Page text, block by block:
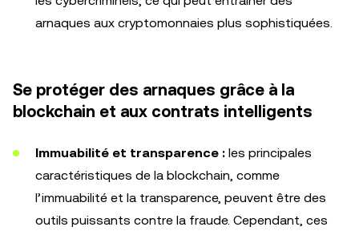
arnaques aux cryptomonnaies plus sophistiquées.
Se protéger des arnaques grâce à la
blockchain et aux contrats intelligents
Immuabilité et transparence : les principales
caractéristiques de la blockchain, comme
l’immuabilité et la transparence, peuvent être des
outils puissants contre la fraude. Cependant, ces